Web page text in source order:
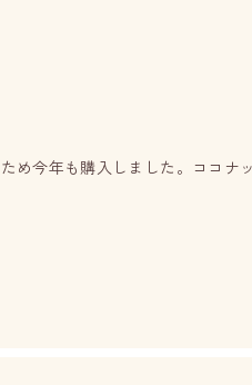
め今年も購入しました。ココナ